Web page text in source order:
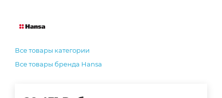
Все товары категории
Все товары бренда Hansa